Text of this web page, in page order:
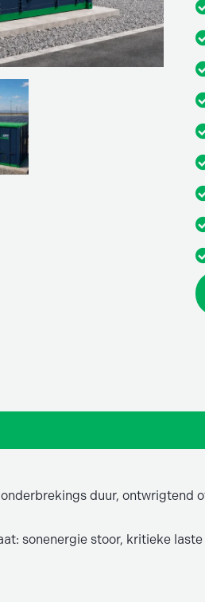
duur, ontwrigtend
sonenergie stoor, kritieke